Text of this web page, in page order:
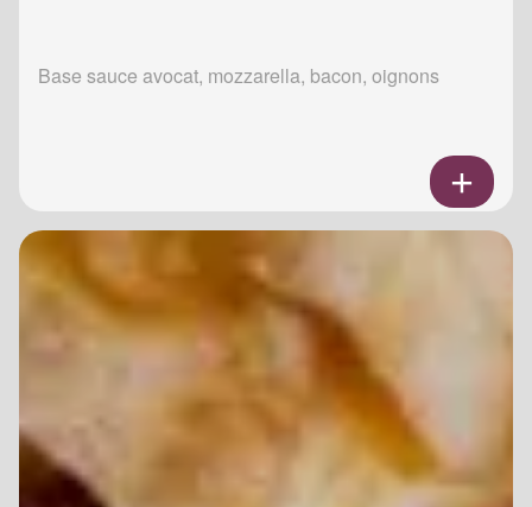
Base sauce avocat, mozzarella, bacon, oignons